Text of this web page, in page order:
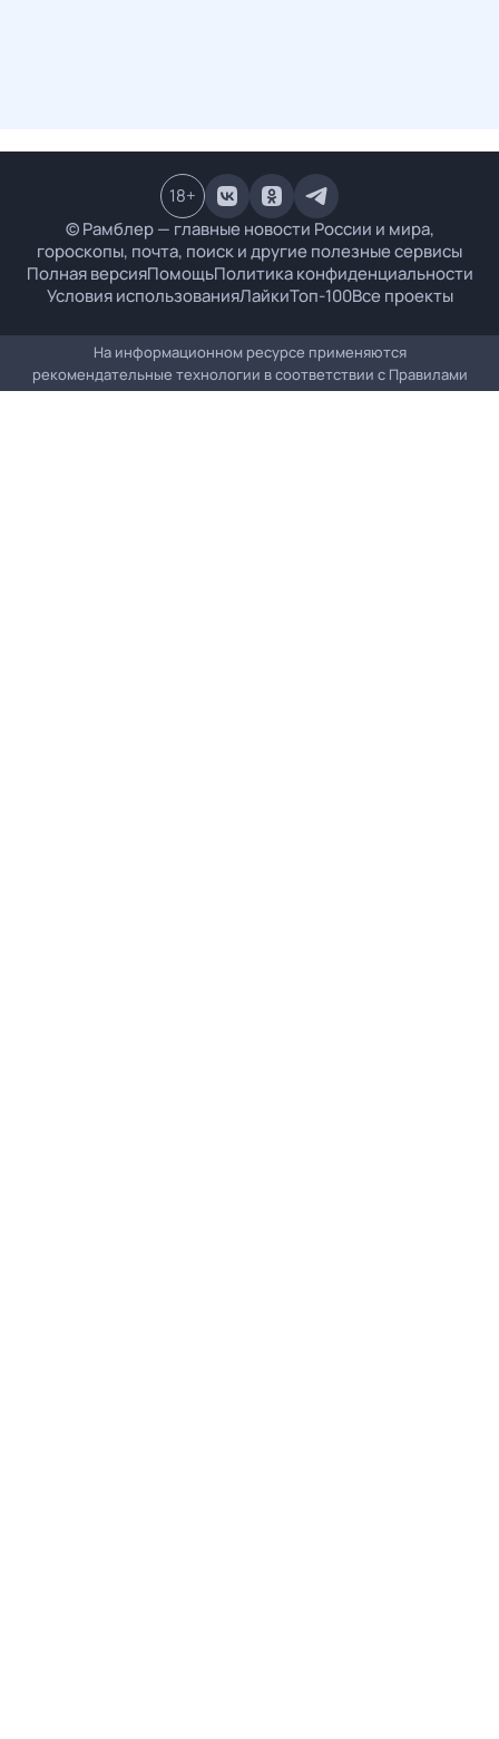
© Рамблер — главные новости России и мира,
гороскопы, почта, поиск и другие полезные сервисы
Полная версияПомощьПолитика конфиденциальности
Условия использованияЛайкиТоп-100Все проекты
18+
На информационном ресурсе применяются
рекомендательные технологии в соответствии с Правилами